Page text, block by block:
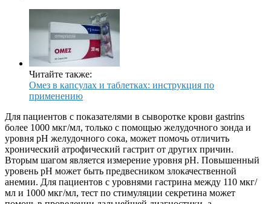
Читайте также:
Омез в капсулах и таблетках: инструкция по
применению
Для пациентов с показателями в сыворотке крови gastrins
более 1000 мкг/мл, только с помощью желудочного зонда и
уровня рН желудочного сока, может помочь отличить
хронический атрофический гастрит от других причин.
Вторым шагом является измерение уровня рН. Повышенный
уровень рН может быть предвесником злокачественной
анемии. Для пациентов с уровнями гастрина между 110 мкг/
мл и 1000 мкг/мл, тест по стимуляции секретина может